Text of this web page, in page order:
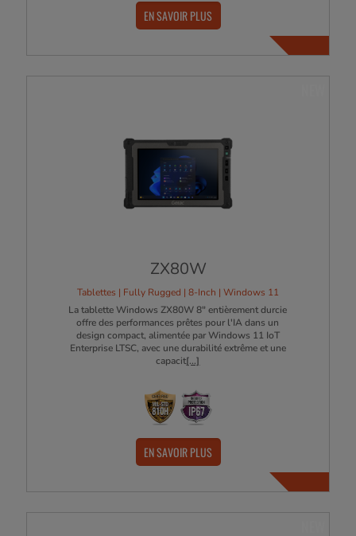
EN SAVOIR PLUS
ZX80W
Tablettes | Fully Rugged | 8-Inch | Windows 11
La tablette Windows ZX80W 8" entièrement durcie
offre des performances prêtes pour l'IA dans un
design compact, alimentée par Windows 11 IoT
Enterprise LTSC, avec une durabilité extrême et une
capacit[...]
EN SAVOIR PLUS